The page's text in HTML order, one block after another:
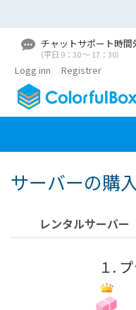
チャットサポート時間
（平日 9：30 〜 17：30）
Logg inn
Registrer
サーバーの購入
レンタルサーバー
１.